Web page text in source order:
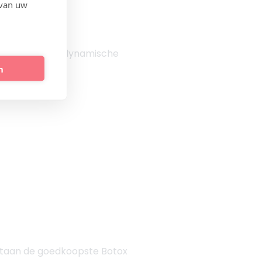
uw
van dynamische
de goedkoopste Botox